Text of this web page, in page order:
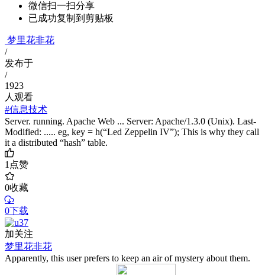
微信扫一扫分享
已成功复制到剪贴板
梦里花非花
/
发布于
/
1923
人观看
#信息技术
Server. running. Apache Web ... Server: Apache/1.3.0 (Unix). Last-
Modified: ..... eg, key = h(“Led Zeppelin IV”); This is why they call
it a distributed “hash” table.
1点赞
0收藏
0下载
加关注
梦里花非花
Apparently, this user prefers to keep an air of mystery about them.